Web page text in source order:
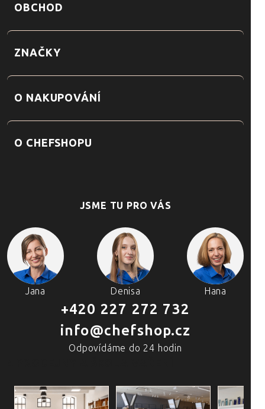
OBCHOD
ZNAČKY
O NAKUPOVÁNÍ
O CHEFSHOPU
JSME TU PRO VÁS
Jana Denisa Hana
+420 227 272 732
info@chefshop.cz
Odpovídáme do 24 hodin